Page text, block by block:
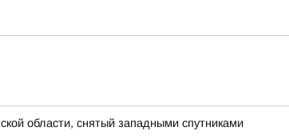
области, снятый западными спутниками